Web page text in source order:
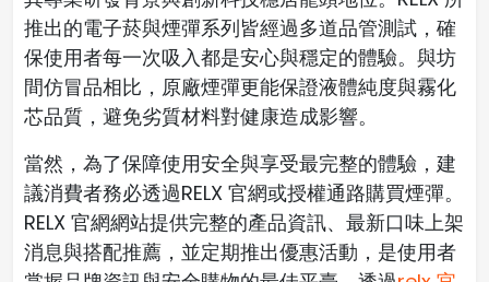
推出的電子菸與煙彈系列皆經過多道品管測試，確
保使用者每一次吸入都是安心與穩定的體驗。與坊
間仿冒品相比，原廠煙彈更能保證液體純度與霧化
芯品質，避免劣質材料對健康造成影響。
當然，為了保障使用安全與享受最完整的體驗，建
議消費者務必透過RELX 官網或授權通路購買煙彈。
RELX 官網網站提供完整的產品資訊、最新口味上架
消息與搭配推薦，並定期推出優惠活動，是使用者